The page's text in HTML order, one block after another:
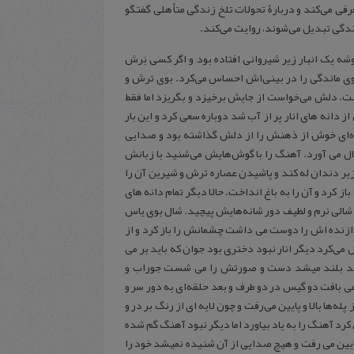
می‌کند و دربارۀ تحولات تلخ زندگی متأهلی گفتگو
تبدیل می‌شوند، روایت می‌کند.
انبار زیر شیروانی افتاده بود و اگر کسی بَرش
ماندگی را در بینی‌اش احساس می‌کرد. بوی ترش و
دلش می‌خواست از جایش برخیزد و بگریزد اما فقط
های انار پر از آب شد دوباره سعی کرد و این بار
خوش از ذهنش را از دلش گذاشته بود و صدایی
می آورد. آهنگ را با گوش‌هایش می‌شنید با زبانش
دندان له کند و پاشیدن عصاره ترش و شیرین آن را
و آن را به باغ انداخت. حالا دیگر تمام دانه های
شالی نرم و لطیف دور شانه‌هایش پیچید. شال بوی یاس
اش را دوست می داشت چشمانش را باز کرد و از
دیگر انار نبود دختری بود جوان که باید بر می
بلند میشد دست و صورتش را می شست جوراب و
بافت دو گیس در دو طرف و بعد حلقه‌ای به دور سر و
بالا و پایین می‌رفت و چون لایه ای از رنگ بر در و
را به یاد بیاورد اما دیگر نبود آهنگ گم شده
می رفت و هیچ صدایی از آن شنیده نمیشد خود را